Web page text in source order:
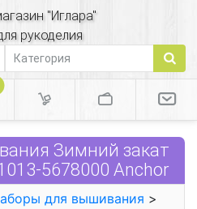
"Иглара"
рукоделия
Зимний закат
5678000 Anchor
для вышивания >